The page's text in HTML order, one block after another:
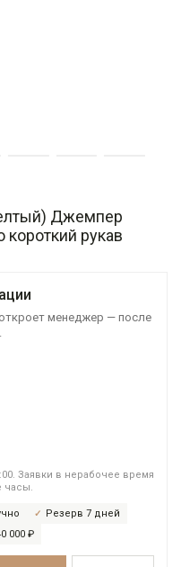
Джемпер
рукав
менеджер — после
Заявки в нерабочее время
часы.
Резерв 7 дней
000 ₽